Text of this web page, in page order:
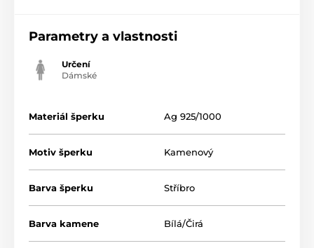
Parametry a vlastnosti
Určení
Dámské
Materiál šperku Ag 925/1000
Motiv šperku Kamenový
Barva šperku Stříbro
Barva kamene Bílá/Čirá